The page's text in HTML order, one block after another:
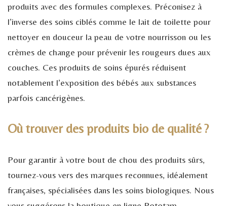
produits avec des formules complexes. Préconisez à
l’inverse des soins ciblés comme le lait de toilette pour
nettoyer en douceur la peau de votre nourrisson ou les
crèmes de change pour prévenir les rougeurs dues aux
couches. Ces produits de soins épurés réduisent
notablement l’exposition des bébés aux substances
parfois cancérigènes.
Où trouver des produits bio de qualité ?
Pour garantir à votre bout de chou des produits sûrs,
tournez-vous vers des marques reconnues, idéalement
françaises, spécialisées dans les soins biologiques. Nous